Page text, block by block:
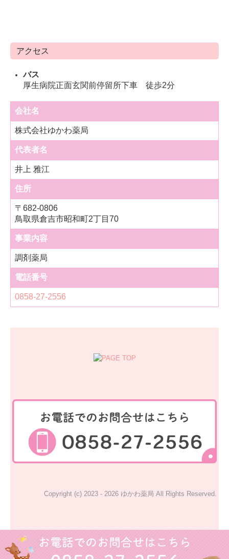
アクセス
バス
厚生病院正面玄関前停留所下車 徒歩2分
会社名
株式会社ゆかわ薬局
代表者名
井上 雅江
住所
〒 682-0806
鳥取県倉吉市昭和町2丁目70
事業内容
調剤薬局
電話番号
0858-27-2556
Copyright (c) 2023 - 2026 ゆかわ薬局 All Rights Reserved.